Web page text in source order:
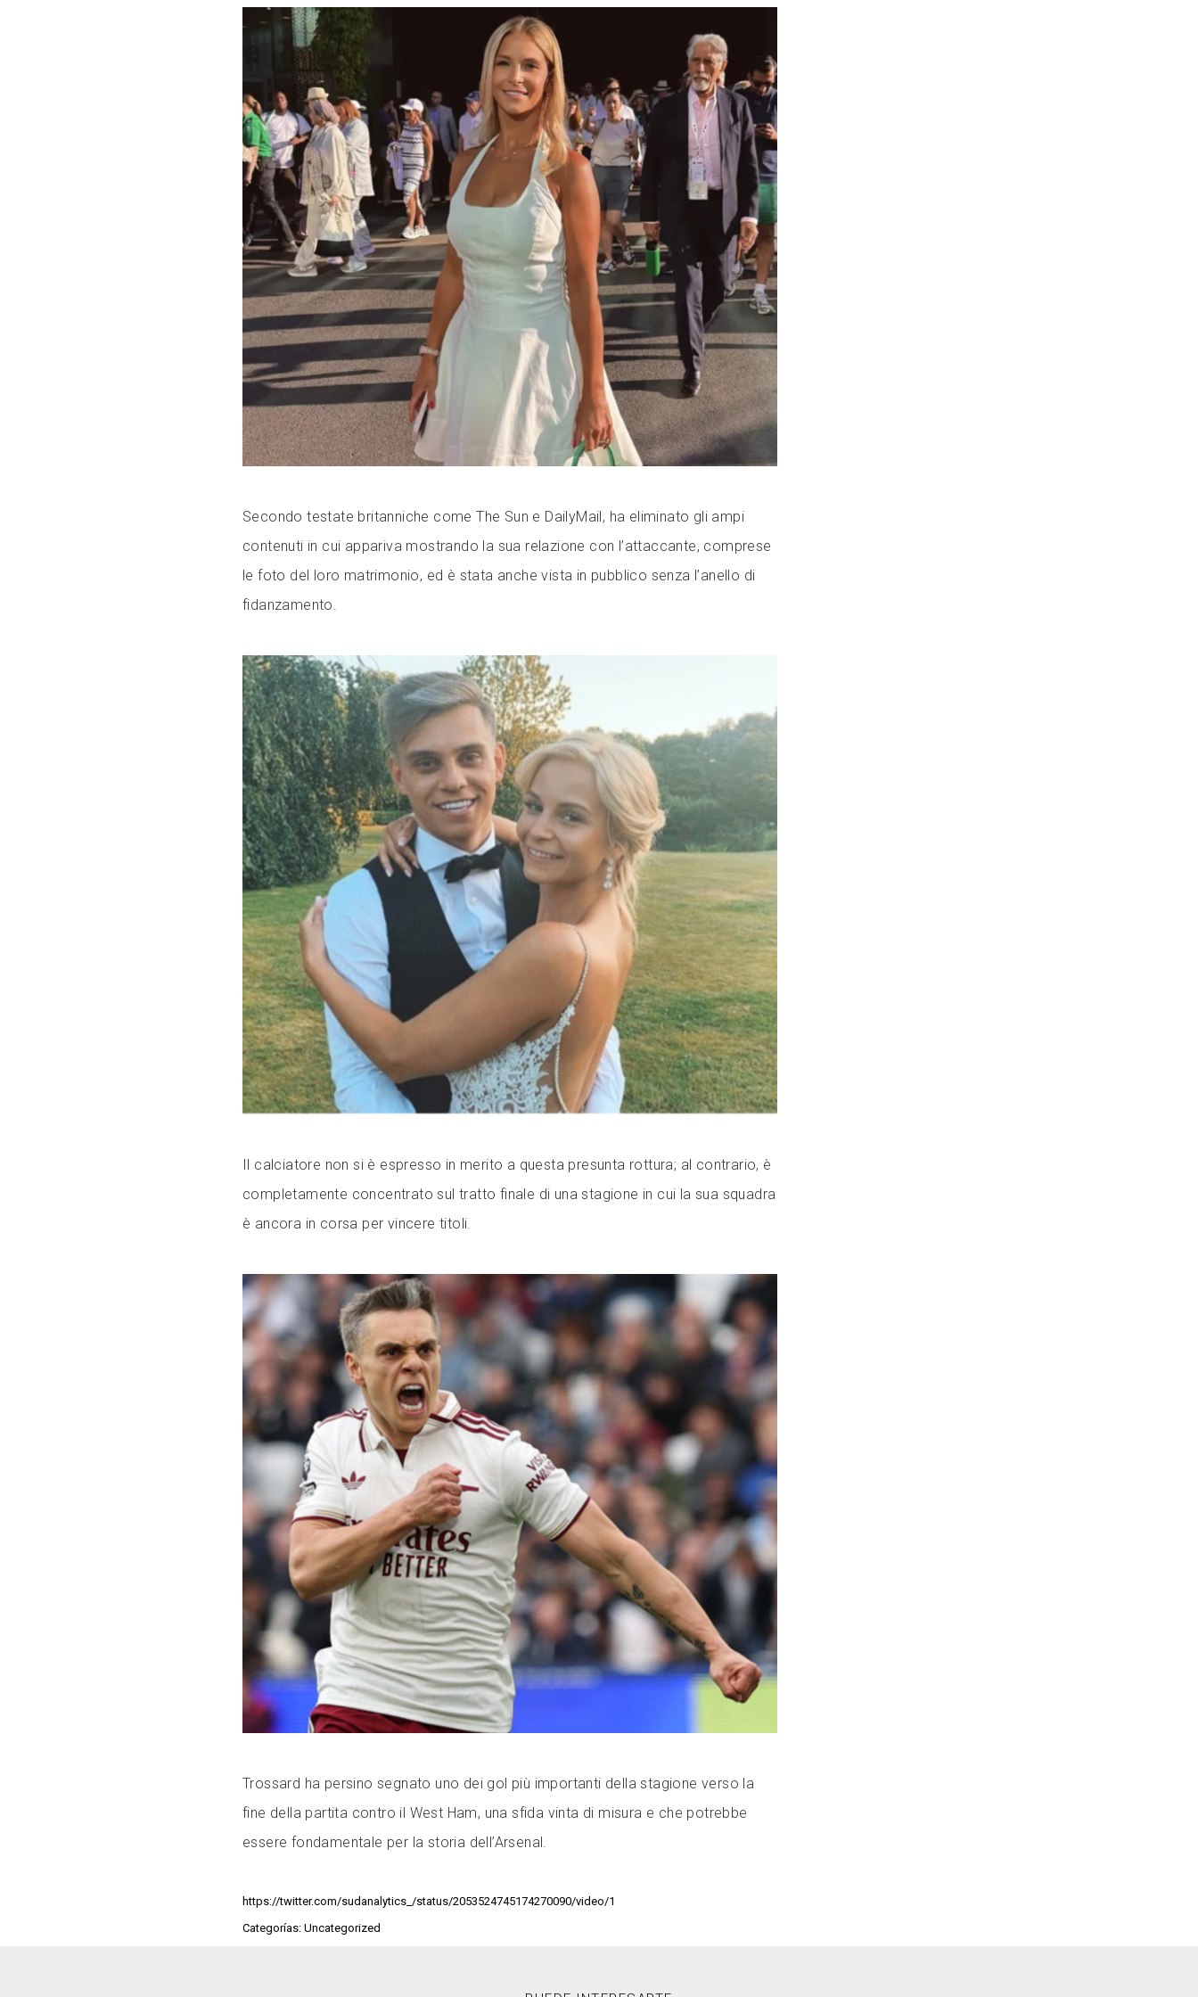
Secondo testate britanniche come The Sun e DailyMail, ha eliminato gli ampi
contenuti in cui appariva mostrando la sua relazione con l’attaccante, comprese
le foto del loro matrimonio, ed è stata anche vista in pubblico senza l’anello di
fidanzamento.
Il calciatore non si è espresso in merito a questa presunta rottura; al contrario, è
completamente concentrato sul tratto finale di una stagione in cui la sua squadra
è ancora in corsa per vincere titoli.
Trossard ha persino segnato uno dei gol più importanti della stagione verso la
fine della partita contro il West Ham, una sfida vinta di misura e che potrebbe
essere fondamentale per la storia dell’Arsenal.
https://twitter.com/sudanalytics_/status/2053524745174270090/video/1
Categorías: Uncategorized